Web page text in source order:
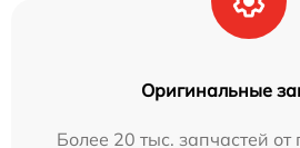
Оригинальные
Более 20 тыс. запчастей от